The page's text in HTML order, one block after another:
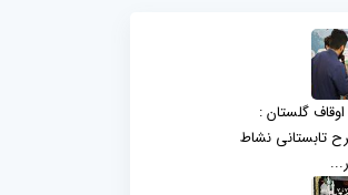
گلستان :
تابستانی نشاط